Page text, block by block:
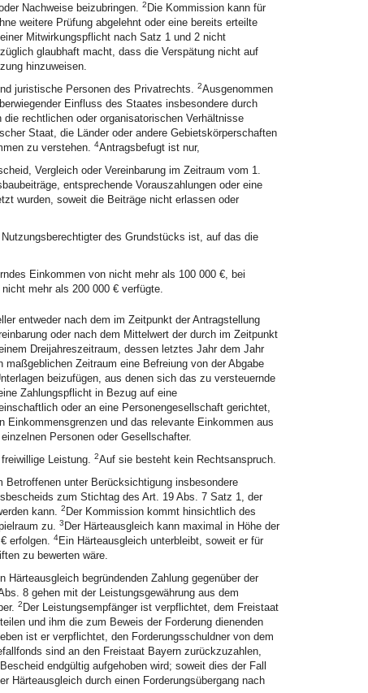
Nachweise beizubringen. 2 Die Kommission kann für
weitere Prüfung abgelehnt oder eine bereits erteilte
Mitwirkungspflicht nach Satz 1 und 2 nicht
glaubhaft macht, dass die Verspätung nicht auf
hinzuweisen.
juristische Personen des Privatrechts. 2Ausgenommen
Einfluss des Staates insbesondere durch
rechtlichen oder organisatorischen Verhältnisse
Staat, die Länder oder andere Gebietskörperschaften
zu verstehen. 4Antragsbefugt ist nur,
Vergleich oder Vereinbarung im Zeitraum vom 1.
entsprechende Vorauszahlungen oder eine
wurden, soweit die Beiträge nicht erlassen oder
des Grundstücks ist, auf das die
Einkommen von nicht mehr als 100 000 €, bei
mehr als 200 000 € verfügte.
entweder nach dem im Zeitpunkt der Antragstellung
oder nach dem Mittelwert der durch im Zeitpunkt
Dreijahreszeitraum, dessen letztes Jahr dem Jahr
maßgeblichen Zeitraum eine Befreiung von der Abgabe
beizufügen, aus denen sich das zu versteuernde
Zahlungspflicht in Bezug auf eine
oder an eine Personengesellschaft gerichtet,
und das relevante Einkommen aus
Personen oder Gesellschafter.
Leistung. 2Auf sie besteht kein Rechtsanspruch.
unter Berücksichtigung insbesondere
zum Stichtag des Art. 19 Abs. 7 Satz 1, der
kann. 2 Der Kommission kommt hinsichtlich des
zu. 3 Der Härteausgleich kann maximal in Höhe der
erfolgen. 4Ein Härteausgleich unterbleibt, soweit er für
zu bewerten wäre.
begründenden Zahlung gegenüber der
8 gehen mit der Leistungsgewährung aus dem
2 Der Leistungsempfänger ist verpflichtet, dem Freistaat
und ihm die zum Beweis der Forderung dienenden
ist er verpflichtet, den Forderungsschuldner von dem
sind an den Freistaat Bayern zurückzuzahlen,
endgültig aufgehoben wird; soweit dies der Fall
Härteausgleich durch einen Forderungsübergang nach